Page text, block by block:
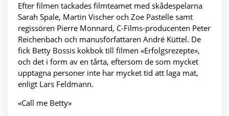
Efter filmen tackades filmteamet med skådespelarna
Sarah Spale, Martin Vischer och Zoe Pastelle samt
regissören Pierre Monnard, C-Films-producenten Peter
Reichenbach och manusförfattaren André Küttel. De
fick Betty Bossis kokbok till filmen «Erfolgsrezepte»,
och det i form av en tårta, eftersom de som mycket
upptagna personer inte har mycket tid att laga mat,
enligt Lars Feldmann.
«Call me Betty»